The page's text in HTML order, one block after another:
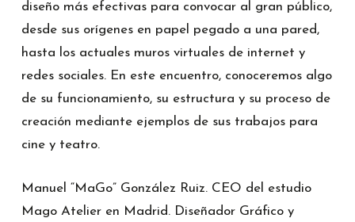
diseño más efectivas para convocar al gran público,
desde sus orígenes en papel pegado a una pared,
hasta los actuales muros virtuales de internet y
redes sociales. En este encuentro, conoceremos algo
de su funcionamiento, su estructura y su proceso de
creación mediante ejemplos de sus trabajos para
cine y teatro.
Manuel “MaGo” González Ruiz. CEO del estudio
Mago Atelier en Madrid. Diseñador Gráfico y